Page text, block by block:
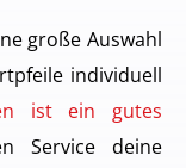
große Auswahl
individuell
ist ein gutes
Service deine